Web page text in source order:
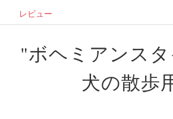
レビュー
"ボヘミアンス
犬の散歩